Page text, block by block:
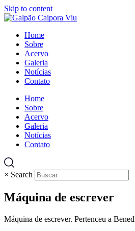
Skip to content
Home
Sobre
Acervo
Galeria
Notícias
Contato
Home
Sobre
Acervo
Galeria
Notícias
Contato
× Search
Máquina de escrever
Máquina de escrever. Pertenceu a